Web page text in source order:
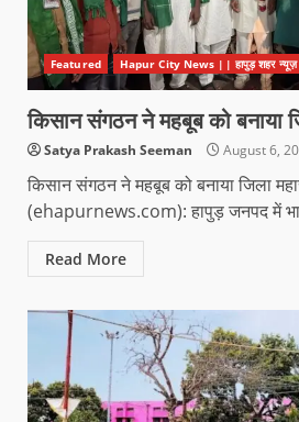
Featured Hapur City News || हापुड़ शहर न्यूज़
किसान संगठन ने महबूब को बनाया
Satya Prakash Seeman August 6,
किसान संगठन ने महबूब को बनाया जिला
(ehapurnews.com): हापुड़ जनपद में
Read More